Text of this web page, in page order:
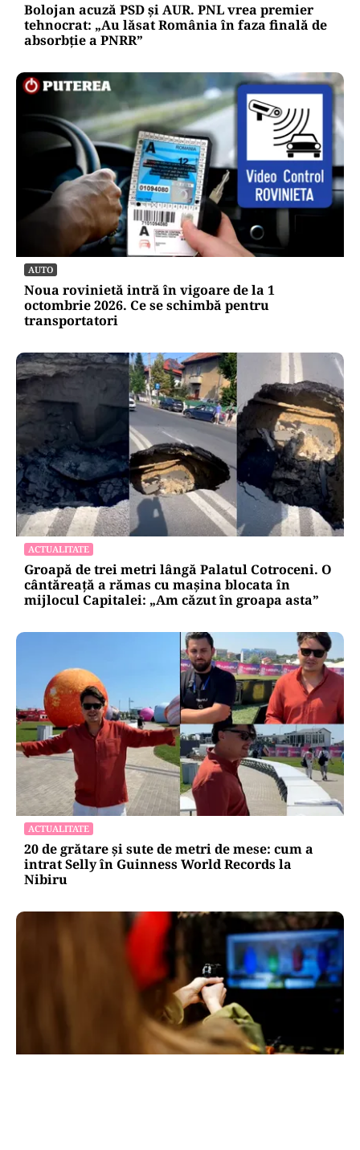
Bolojan acuză PSD și AUR. PNL vrea premier
tehnocrat: „Au lăsat România în faza finală de
absorbţie a PNRR”
AUTO
Noua rovinietă intră în vigoare de la 1
octombrie 2026. Ce se schimbă pentru
transportatori
ACTUALITATE
Groapă de trei metri lângă Palatul Cotroceni. O
cântăreață a rămas cu mașina blocata în
mijlocul Capitalei: „Am căzut în groapa asta”
ACTUALITATE
20 de grătare și sute de metri de mese: cum a
intrat Selly în Guinness World Records la
Nibiru